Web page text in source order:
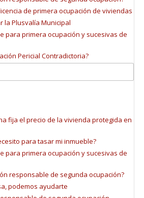
de primera ocupación de viviendas
la Plusvalía Municipal
para primera ocupación y sucesivas de
Pericial Contradictoria?
fija el precio de la vivienda protegida en
para tasar mi inmueble?
para primera ocupación y sucesivas de
responsable de segunda ocupación?
podemos ayudarte